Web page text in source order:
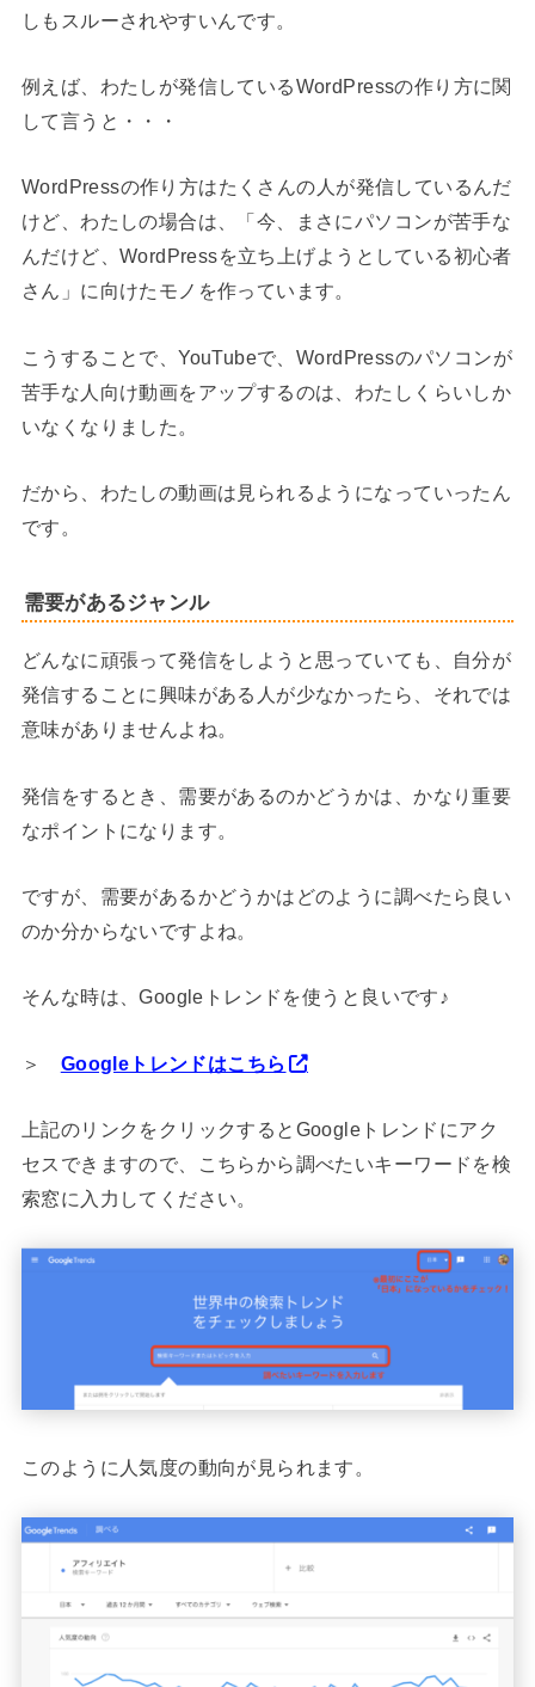
しもスルーされやすいんです。
例えば、わたしが発信しているWordPressの作り方に関
して言うと・・・
WordPressの作り方はたくさんの人が発信しているんだ
けど、わたしの場合は、「今、まさにパソコンが苦手な
んだけど、WordPressを立ち上げようとしている初心者
さん」に向けたモノを作っています。
こうすることで、YouTubeで、WordPressのパソコンが
苦手な人向け動画をアップするのは、わたしくらいしか
いなくなりました。
だから、わたしの動画は見られるようになっていったん
です。
需要があるジャンル
どんなに頑張って発信をしようと思っていても、自分が
発信することに興味がある人が少なかったら、それでは
意味がありませんよね。
発信をするとき、需要があるのかどうかは、かなり重要
なポイントになります。
ですが、需要があるかどうかはどのように調べたら良い
のか分からないですよね。
そんな時は、Googleトレンドを使うと良いです♪
＞ Googleトレンドはこちら
上記のリンクをクリックするとGoogleトレンドにアク
セスできますので、こちらから調べたいキーワードを検
索窓に入力してください。
このように人気度の動向が見られます。